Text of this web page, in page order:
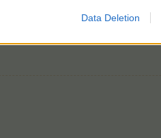
Data Deletion